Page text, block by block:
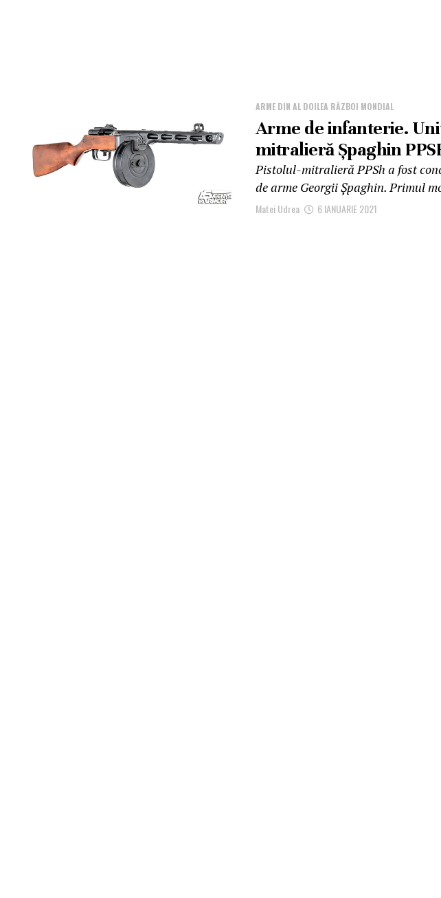
ARME DIN AL DOILEA RĂZBOI MONDIAL
Arme de infanterie.
mitralieră Șpaghin
Pistolul-mitralieră PPSh a fost
de arme Georgii Șpaghin. Primul
Matei Udrea 6 IANUARIE 2021